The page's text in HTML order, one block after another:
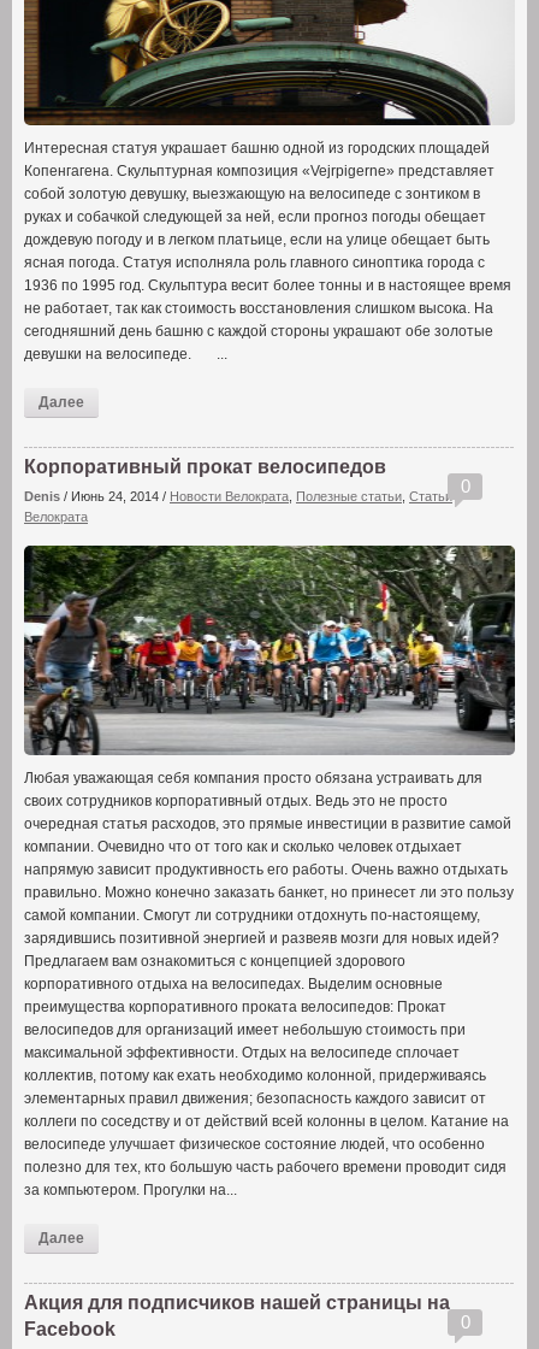
Интересная статуя украшает башню одной из городских площадей
Копенгагена. Скульптурная композиция «Vejrpigerne» представляет
собой золотую девушку, выезжающую на велосипеде с зонтиком в
руках и собачкой следующей за ней, если прогноз погоды обещает
дождевую погоду и в легком платьице, если на улице обещает быть
ясная погода. Статуя исполняла роль главного синоптика города с
1936 по 1995 год. Скульптура весит более тонны и в настоящее время
не работает, так как стоимость восстановления слишком высока. На
сегодняшний день башню с каждой стороны украшают обе золотые
девушки на велосипеде. ...
Далее
Корпоративный прокат велосипедов
Denis / Июнь 24, 2014 / Новости Велократа Полезные статьи Статьи
Велократа
0
Любая уважающая себя компания просто обязана устраивать для
своих сотрудников корпоративный отдых. Ведь это не просто
очередная статья расходов, это прямые инвестиции в развитие самой
компании. Очевидно что от того как и сколько человек отдыхает
напрямую зависит продуктивность его работы. Очень важно отдыхать
правильно. Можно конечно заказать банкет, но принесет ли это пользу
самой компании. Смогут ли сотрудники отдохнуть по-настоящему,
зарядившись позитивной энергией и развеяв мозги для новых идей?
Предлагаем вам ознакомиться с концепцией здорового
корпоративного отдыха на велосипедах. Выделим основные
преимущества корпоративного проката велосипедов: Прокат
велосипедов для организаций имеет небольшую стоимость при
максимальной эффективности. Отдых на велосипеде сплочает
коллектив, потому как ехать необходимо колонной, придерживаясь
элементарных правил движения; безопасность каждого зависит от
коллеги по соседству и от действий всей колонны в целом. Катание на
велосипеде улучшает физическое состояние людей, что особенно
полезно для тех, кто большую часть рабочего времени проводит сидя
за компьютером. Прогулки на...
Далее
Акция для подписчиков нашей страницы на
Facebook
0